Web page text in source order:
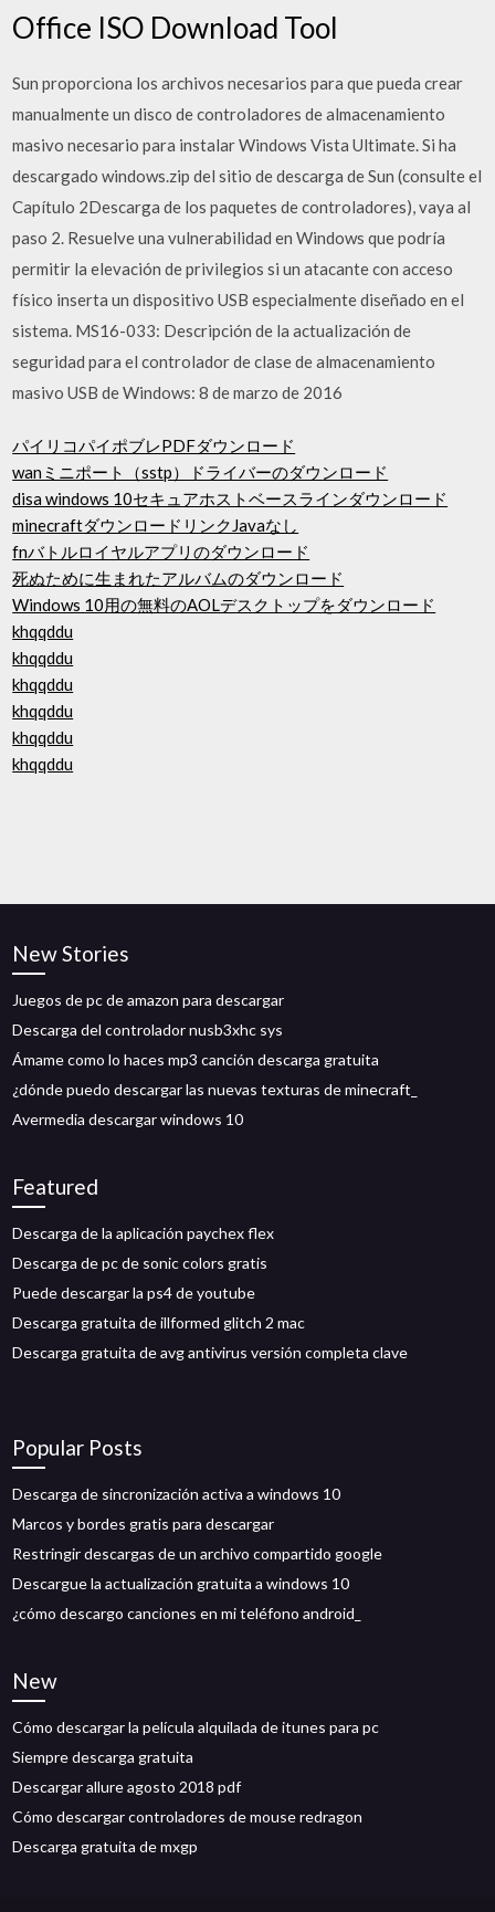
Office ISO Download Tool
Sun proporciona los archivos necesarios para que pueda crear
manualmente un disco de controladores de almacenamiento
masivo necesario para instalar Windows Vista Ultimate. Si ha
descargado windows.zip del sitio de descarga de Sun (consulte el
Capítulo 2Descarga de los paquetes de controladores), vaya al
paso 2. Resuelve una vulnerabilidad en Windows que podría
permitir la elevación de privilegios si un atacante con acceso
físico inserta un dispositivo USB especialmente diseñado en el
sistema. MS16-033: Descripción de la actualización de
seguridad para el controlador de clase de almacenamiento
masivo USB de Windows: 8 de marzo de 2016
パイリコパイポブレPDFダウンロード
wanミニポート（sstp）ドライバーのダウンロード
disa windows 10セキュアホストベースラインダウンロード
minecraftダウンロードリンクJavaなし
fnバトルロイヤルアプリのダウンロード
死ぬために生まれたアルバムのダウンロード
Windows 10用の無料のAOLデスクトップをダウンロード
khqqddu
khqqddu
khqqddu
khqqddu
khqqddu
khqqddu
New Stories
Juegos de pc de amazon para descargar
Descarga del controlador nusb3xhc sys
Ámame como lo haces mp3 canción descarga gratuita
¿dónde puedo descargar las nuevas texturas de minecraft_
Avermedia descargar windows 10
Featured
Descarga de la aplicación paychex flex
Descarga de pc de sonic colors gratis
Puede descargar la ps4 de youtube
Descarga gratuita de illformed glitch 2 mac
Descarga gratuita de avg antivirus versión completa clave
Popular Posts
Descarga de sincronización activa a windows 10
Marcos y bordes gratis para descargar
Restringir descargas de un archivo compartido google
Descargue la actualización gratuita a windows 10
¿cómo descargo canciones en mi teléfono android_
New
Cómo descargar la película alquilada de itunes para pc
Siempre descarga gratuita
Descargar allure agosto 2018 pdf
Cómo descargar controladores de mouse redragon
Descarga gratuita de mxgp